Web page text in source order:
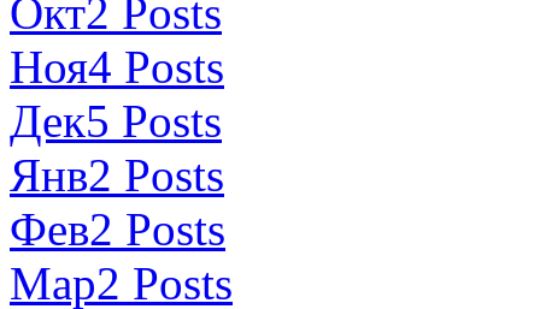
Окт2 Posts
Ноя4 Posts
Дек5 Posts
Янв2 Posts
Фев2 Posts
Мар2 Posts